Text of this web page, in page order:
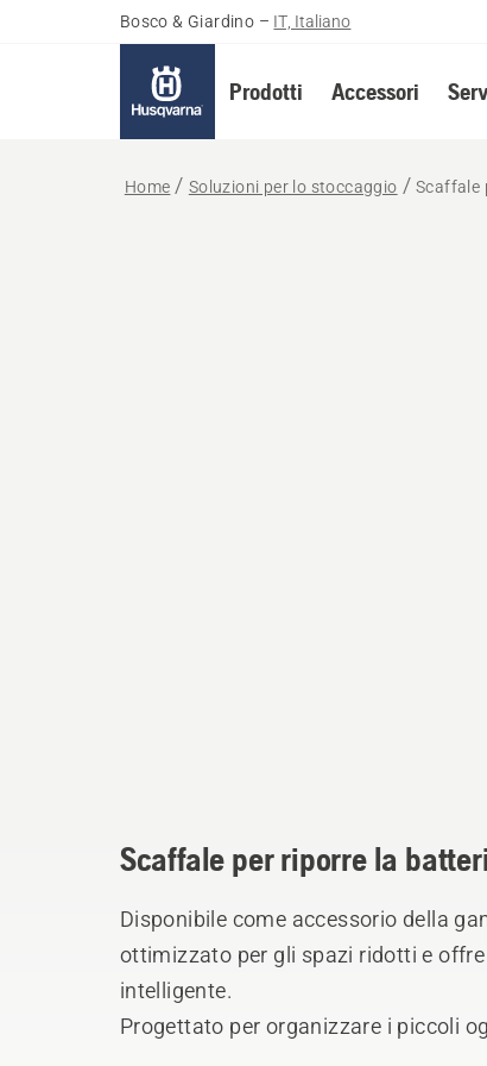
Bosco & Giardino – IT, Italiano
Prodotti Accessori
Home Soluzioni per lo stoccaggio Scaffale
Scaffale per riporre la
Disponibile come accessorio della
ottimizzato per gli spazi ridotti e
intelligente.
Progettato per organizzare i piccoli